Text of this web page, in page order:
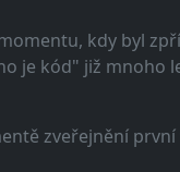
kdy byl
je kód" již mnoho
zveřejnění